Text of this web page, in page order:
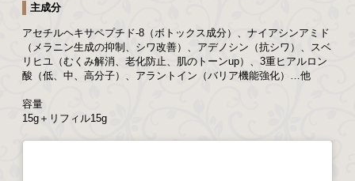
主成分
アセチルヘキサペプチド-8（ボトックス成分）、ナイアシンアミド
（メラニン生成の抑制、シワ改善）、アデノシン（抗シワ）、スベ
リヒユ（むくみ解消、老化防止、肌のトーンup）、3重ヒアルロン
酸（低、中、高分子）、アラントイン（バリア機能強化）…他
容量
15g＋リフィル15g